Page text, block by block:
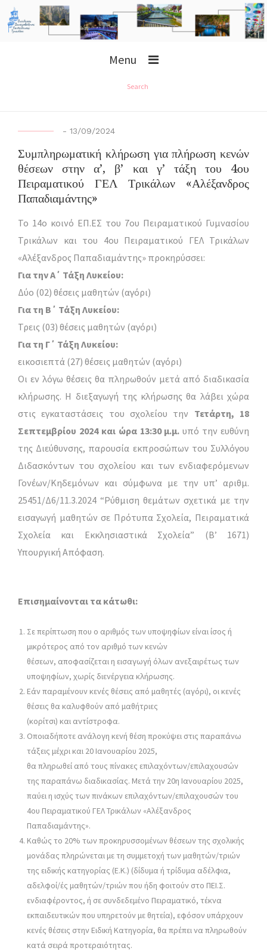
Menu
Search
- 13/09/2024
Συμπληρωματική κλήρωση για πλήρωση κενών
θέσεων στην α’, β’ και γ’ τάξη του 4ου
Πειραματικού ΓΕΛ Τρικάλων «Αλέξανδρος
Παπαδιαμάντης»
Το 14ο κοινό ΕΠ.ΕΣ του 7ου Πειραματικού Γυμνασίου
Τρικάλων και του 4ου Πειραματικού ΓΕΛ Τρικάλων
«Αλέξανδρος Παπαδιαμάντης» προκηρύσσει:
Για την Α΄ Τάξη Λυκείου:
Δύο (02) θέσεις μαθητών (αγόρι)
Για τη Β΄ Τάξη Λυκείου:
Τρεις (03) θέσεις μαθητών (αγόρι)
Για τη Γ΄ Τάξη Λυκείου:
εικοσιεπτά (27) θέσεις μαθητών (αγόρι)
Οι εν λόγω θέσεις θα πληρωθούν μετά από διαδικασία
κλήρωσης. Η διεξαγωγή της κλήρωσης θα λάβει χώρα
στις εγκαταστάσεις του σχολείου την Τετάρτη, 18
Σεπτεμβρίου 2024 και ώρα 13:30 μ.μ. υπό την ευθύνη
της Διεύθυνσης, παρουσία εκπροσώπων του Συλλόγου
Διδασκόντων του σχολείου και των ενδιαφερόμενων
Γονέων/Κηδεμόνων και σύμφωνα με την υπ’ αριθμ.
25451/Δ6/11.3.2024 “Ρύθμιση θεμάτων σχετικά με την
εισαγωγή μαθητών σε Πρότυπα Σχολεία, Πειραματικά
Σχολεία και Εκκλησιαστικά Σχολεία” (B’ 1671)
Υπουργική Απόφαση.
Επισημαίνονται τα κάτωθι:
Σε περίπτωση που ο αριθμός των υποψηφίων είναι ίσος ή
μικρότερος από τον αριθμό των κενών
θέσεων, αποφασίζεται η εισαγωγή όλων ανεξαιρέτως των
υποψηφίων, χωρίς διενέργεια κλήρωσης.
Εάν παραμένουν κενές θέσεις από μαθητές (αγόρι), οι κενές
θέσεις θα καλυφθούν από μαθήτριες
(κορίτσι) και αντίστροφα.
Οποιαδήποτε ανάλογη κενή θέση προκύψει στις παραπάνω
τάξεις μέχρι και 20 Ιανουαρίου 2025,
θα πληρωθεί από τους πίνακες επιλαχόντων/επιλαχουσών
της παραπάνω διαδικασίας. Μετά την 20η Ιανουαρίου 2025,
παύει η ισχύς των πινάκων επιλαχόντων/επιλαχουσών του
4ου Πειραματικού ΓΕΛ Τρικάλων «Αλέξανδρος
Παπαδιαμάντης».
Καθώς το 20% των προκηρυσσομένων θέσεων της σχολικής
μονάδας πληρώνεται με τη συμμετοχή των μαθητών/τριών
της ειδικής κατηγορίας (Ε.Κ.) (δίδυμα ή τρίδυμα αδέλφια,
αδελφοί/ές μαθητών/τριών που ήδη φοιτούν στο ΠΕΙ.Σ.
ενδιαφέροντος, ή σε συνδεδεμένο Πειραματικό, τέκνα
εκπαιδευτικών που υπηρετούν με θητεία), εφόσον υπάρχουν
κενές θέσεις στην Ειδική Κατηγορία, θα πρέπει να πληρωθούν
κατά σειρά προτεραιότητας.